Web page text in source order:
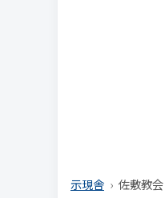
示現舎 佐敷教会